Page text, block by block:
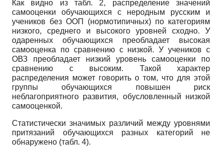
Как видно из табл. 2, распределение значений
самооценки обучающихся с неродным русским и
учеников без ООП (нормотипичных) по категориям
низкого, среднего и высокого уровней сходно. У
одаренных обучающихся преобладает высокая
самооценка по сравнению с низкой. У учеников с
ОВЗ преобладает низкий уровень самооценки по
сравнению с высоким. Такой характер
распределения может говорить о том, что для этой
группы обучающихся повышен риск
неблагоприятного развития, обусловленный низкой
самооценкой.
Статистически значимых различий между уровнями
притязаний обучающихся разных категорий не
обнаружено (табл. 4).